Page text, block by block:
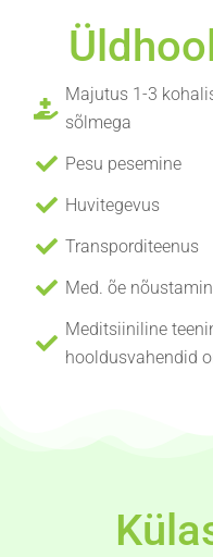
Majutus 1-3
sõlmega
Pesu pesemine
Huvitegevus
Transporditeenus
Med. õe
Meditsiiniline
hooldusvahendid